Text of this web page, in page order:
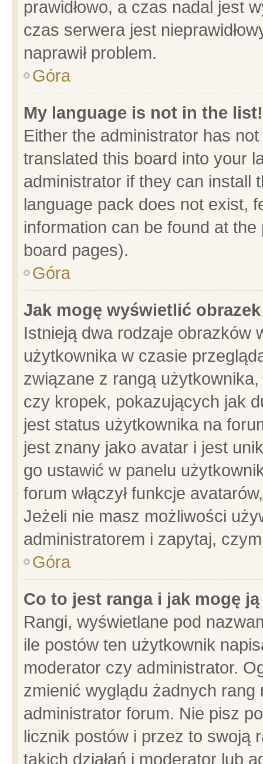
prawidłowo, a czas nadal jest
czas serwera jest
naprawił problem.
Góra
My language is not in the list!
Either the administrator has
translated this board into your
administrator if they can install
language pack does not exist,
information can be found at
board pages).
Góra
Jak mogę wyświetlić
Istnieją dwa rodzaje obrazków
użytkownika w czasie
związane z rangą
czy kropek, pokazujących jak
jest status użytkownika na
jest znany jako avatar i jest
go ustawić w panelu
forum włączył funkcje
Jeżeli nie masz możliwości
administratorem i zapytaj,
Góra
Co to jest ranga i jak mogę
Rangi, wyświetlane pod
ile postów ten użytkownik
moderator czy administrator.
zmienić wyglądu żadnych
administrator forum. Nie pisz
licznik postów i przez to swoją
takich działań i moderator lub